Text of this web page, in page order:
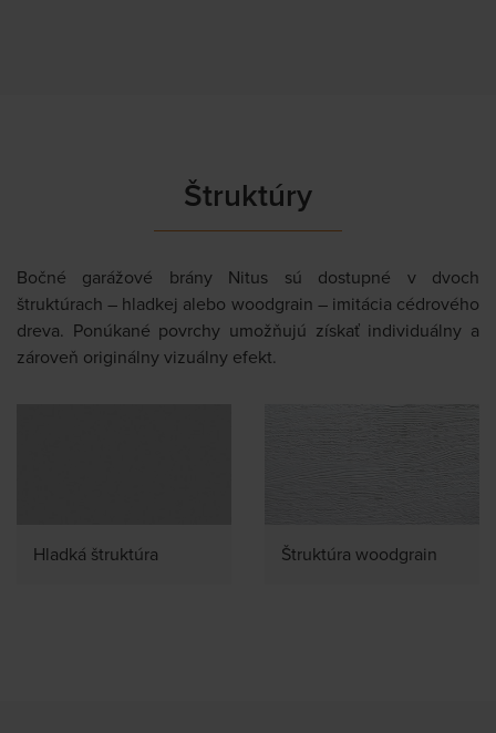
Štruktúry
Bočné garážové brány Nitus sú dostupné v dvoch
štruktúrach – hladkej alebo woodgrain – imitácia cédrového
dreva. Ponúkané povrchy umožňujú získať individuálny a
zároveň originálny vizuálny efekt.
Hladká štruktúra Štruktúra woodgrain